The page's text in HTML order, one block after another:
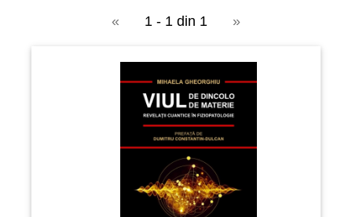
« 1 - 1 din 1 »